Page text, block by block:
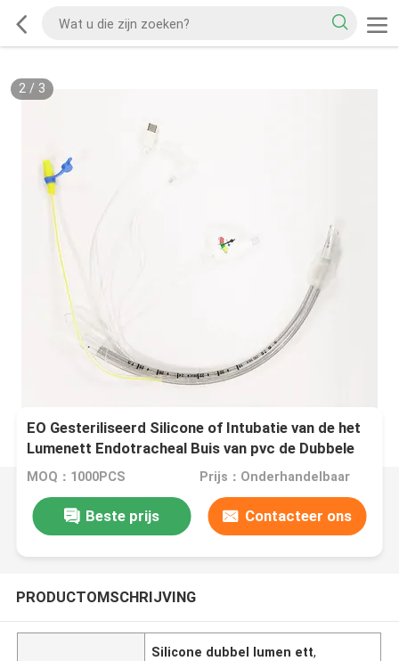
2/ 3
EO Gesteriliseerd Silicone of Intubatie van de het
Lumenett Endotracheal Buis van pvc de Dubbele
voor Anesthesiology
MOQ：1000PCS Prijs：Onderhandelbaar
Beste prijs Contacteer ons
PRODUCTOMSCHRIJVING
Silicone dubbel lumen ett,